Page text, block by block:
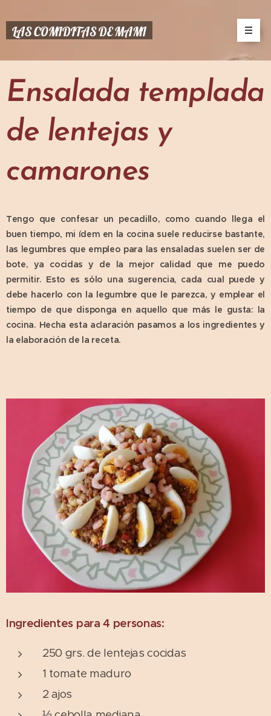
LAS COMIDITAS DE MAMI
Ensalada templada
de lentejas y
camarones
Tengo que confesar un pecadillo, como cuando llega el
buen tiempo, mi ídem en la cocina suele reducirse bastante,
las legumbres que empleo para las ensaladas suelen ser de
bote, ya cocidas y de la mejor calidad que me puedo
permitir. Esto es sólo una sugerencia, cada cual puede y
debe hacerlo con la legumbre que le parezca, y emplear el
tiempo de que disponga en aquello que más le gusta: la
cocina. Hecha esta aclaración pasamos a los ingredientes y
la elaboración de la receta.
Ingredientes para 4 personas:
250 grs. de lentejas cocidas
1 tomate maduro
2 ajos